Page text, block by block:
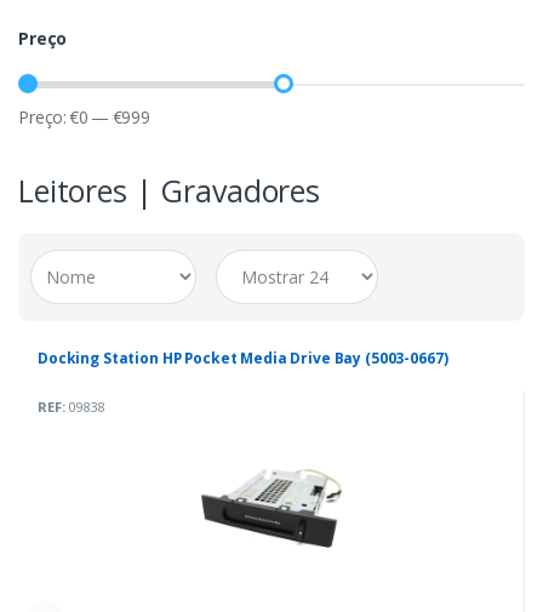
Preço
Preço:€0 — €999
Leitores | Gravadores
Docking Station HP Pocket Media Drive Bay (5003-0667)
REF:09838